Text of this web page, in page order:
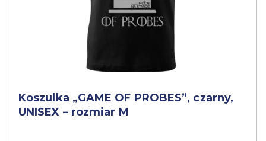
Koszulka „GAME OF PROBES”, czarny,
UNISEX – rozmiar M